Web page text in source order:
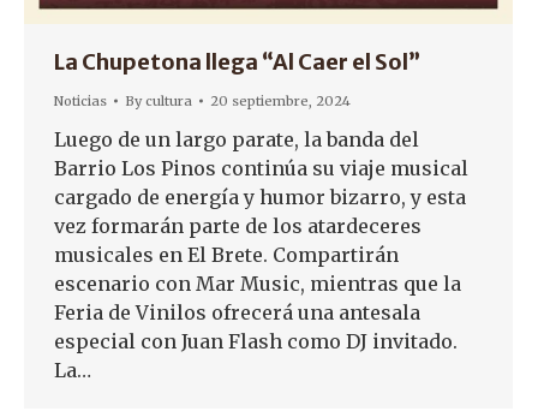
La Chupetona llega “Al Caer el Sol”
Noticias Bycultura 20 septiembre, 2024
Luego de un largo parate, la banda del
Barrio Los Pinos continúa su viaje musical
cargado de energía y humor bizarro, y esta
vez formarán parte de los atardeceres
musicales en El Brete. Compartirán
escenario con Mar Music, mientras que la
Feria de Vinilos ofrecerá una antesala
especial con Juan Flash como DJ invitado.
La…